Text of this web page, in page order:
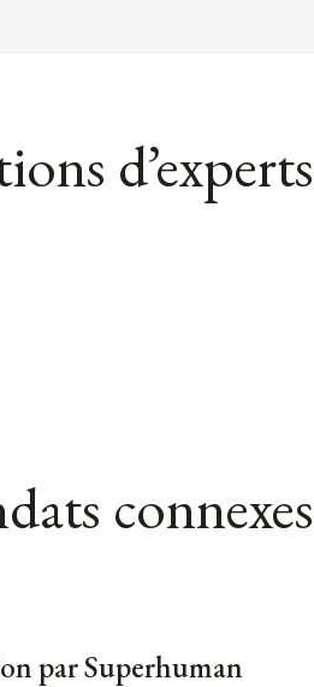
d’experts
connexes
par Superhuman